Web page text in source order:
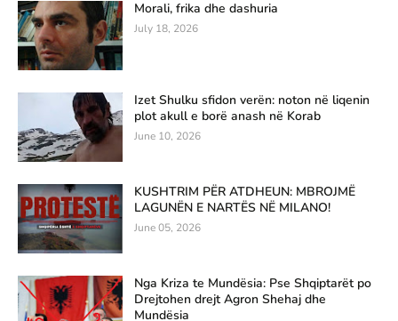
Morali, frika dhe dashuria
July 18, 2026
Izet Shulku sfidon verën: noton në liqenin
plot akull e borë anash në Korab
June 10, 2026
KUSHTRIM PËR ATDHEUN: MBROJMË
LAGUNËN E NARTËS NË MILANO!
June 05, 2026
Nga Kriza te Mundësia: Pse Shqiptarët po
Drejtohen drejt Agron Shehaj dhe
Mundësia